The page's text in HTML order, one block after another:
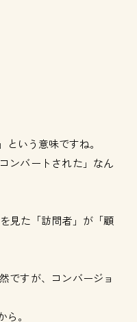
という意味ですね。
ンバートされた」なん
見た「訪問者」が「顧
ですが、コンバージョ
。